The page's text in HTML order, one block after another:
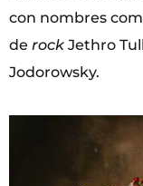
con nombres
de rock Jethro
Jodorowsky.